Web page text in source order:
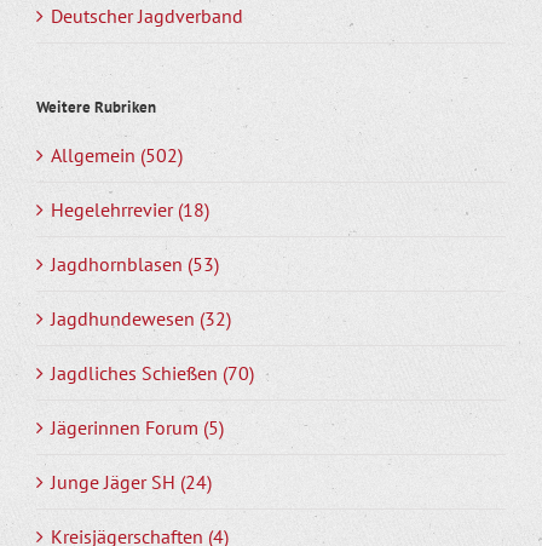
Deutscher Jagdverband
Weitere Rubriken
Allgemein (502)
Hegelehrrevier (18)
Jagdhornblasen (53)
Jagdhundewesen (32)
Jagdliches Schießen (70)
Jägerinnen Forum (5)
Junge Jäger SH (24)
Kreisjägerschaften (4)